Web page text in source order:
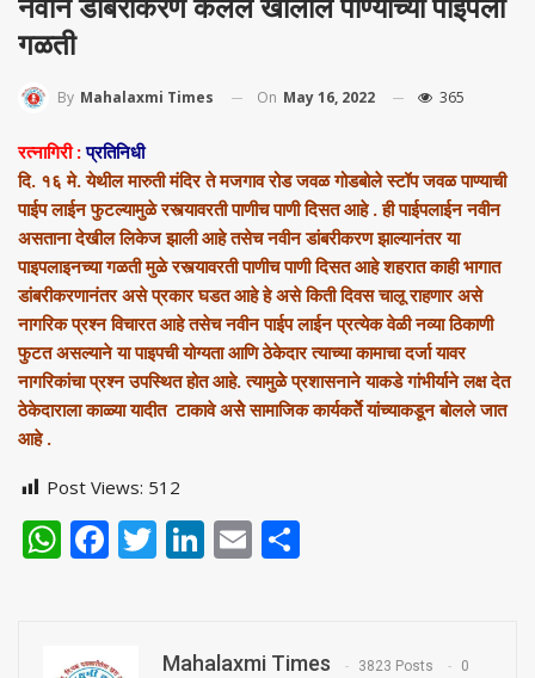
नवीन डांबरीकरण केलेले खालील पाण्याच्या पाईपला
गळती
By Mahalaxmi Times On May 16, 2022 365
रत्नागिरी :प्रतिनिधी
दि. १६ मे. येथील मारुती मंदिर ते मजगाव रोड जवळ गोडबोले स्टॉप जवळ पाण्याची
पाईप लाईन फुटल्यामुळे रस्त्यावरती पाणीच पाणी दिसत आहे . ही पाईपलाईन नवीन
असताना देखील लिकेज झाली आहे तसेच नवीन डांबरीकरण झाल्यानंतर या
पाइपलाइनच्या गळती मुळे रस्त्यावरती पाणीच पाणी दिसत आहे शहरात काही भागात
डांबरीकरणानंतर असे प्रकार घडत आहे हे असे किती दिवस चालू राहणार असे
नागरिक प्रश्न विचारत आहे तसेच नवीन पाईप लाईन प्रत्येक वेळी नव्या ठिकाणी
फुटत असल्याने या पाइपची योग्यता आणि ठेकेदार त्याच्या कामाचा दर्जा यावर
नागरिकांचा प्रश्न उपस्थित होत आहे. त्यामुळेे प्रशासनाने याकडे गांभीर्याने लक्ष देत
ठेकेदाराला काळ्या यादीत टाकावे असेेे सामाजिक कार्यकर्तेेे यांच्याकडून बोलले जात
आहे .
Post Views: 512
WhatsApp
Facebook
Twitter
LinkedIn
Email
Mahalaxmi Times 3823 Posts 0